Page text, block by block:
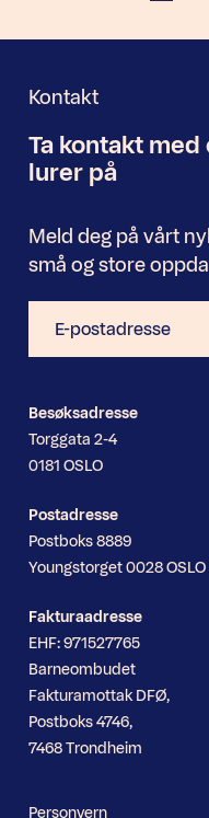
Kontakt
Nyhetsbrev
Ta kontakt med
lurer på
Meld deg på vårt
små og store
postadresse
Besøksadresse
Torggata 2-4
0181 OSLO
Postadresse
Postboks 8889
Youngstorget 0028 OSLO
Fakturaadresse
EHF: 971527765
Barneombudet
Fakturamottak DFØ,
Postboks 4746,
7468 Trondheim
Personvern